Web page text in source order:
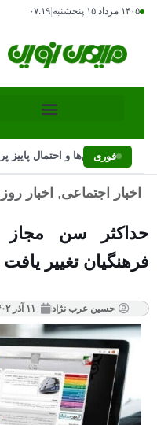
۱۴۰۵ مرداد ۱۵ پنجشنبه ۰۷:۱۹
فوری
ناگهانی بارش‌ها و احتمال پاییز
اخبار اجتماعی, اخبار روز
حداکثر سن مجاز
فرهنگیان تغییر یافت
حسین عرب نژاد ۱۱ آذر ۱۴۰۲